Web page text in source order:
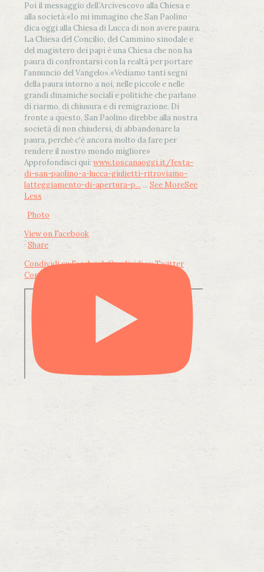
Poi il messaggio dell’Arcivescovo alla Chiesa e
alla società:«Io mi immagino che San Paolino
dica oggi alla Chiesa di Lucca di non avere paura.
La Chiesa del Concilio, del Cammino sinodale e
del magistero dei papi è una Chiesa che non ha
paura di confrontarsi con la realtà per portare
l'annuncio del Vangelo».«Vediamo tanti segni
della paura intorno a noi, nelle piccole e nelle
grandi dinamiche sociali e politiche che parlano
di riarmo, di chiusura e di remigrazione. Di
fronte a questo, San Paolino direbbe alla nostra
società di non chiudersi, di abbandonare la
paura, perché c'è ancora molto da fare per
rendere il nostro mondo migliore»
Approfondisci qui: www.toscanaoggi.it/festa-
di-san-paolino-a-lucca-giulietti-ritroviamo-
latteggiamento-di-apertura-p... ... See MoreSee
Less
Photo
View on Facebook
· Share
Condividi su FacebookCondividi su Twitter
Condividi su LinkedIn